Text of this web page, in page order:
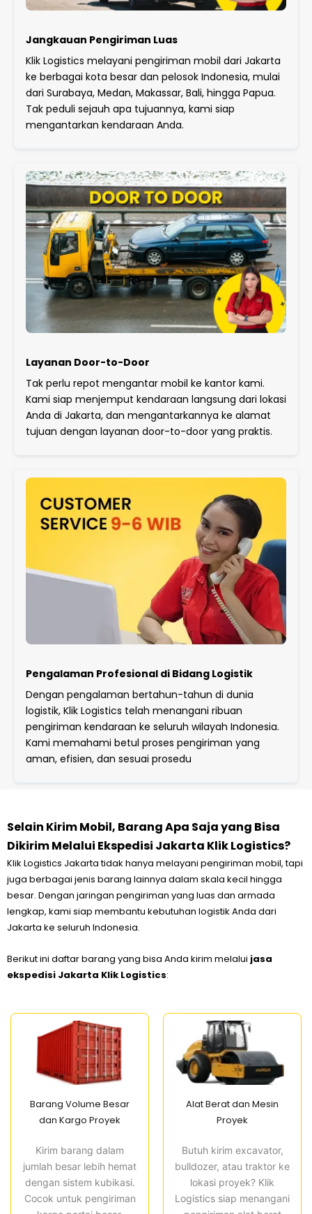
Jangkauan Pengiriman Luas
Klik Logistics melayani pengiriman mobil dari Jakarta
ke berbagai kota besar dan pelosok Indonesia, mulai
dari Surabaya, Medan, Makassar, Bali, hingga Papua.
Tak peduli sejauh apa tujuannya, kami siap
mengantarkan kendaraan Anda.
Layanan Door-to-Door
Tak perlu repot mengantar mobil ke kantor kami.
Kami siap menjemput kendaraan langsung dari lokasi
Anda di Jakarta, dan mengantarkannya ke alamat
tujuan dengan layanan door-to-door yang praktis.
Pengalaman Profesional di Bidang Logistik
Dengan pengalaman bertahun-tahun di dunia
logistik, Klik Logistics telah menangani ribuan
pengiriman kendaraan ke seluruh wilayah Indonesia.
Kami memahami betul proses pengiriman yang
aman, efisien, dan sesuai prosedu
Selain Kirim Mobil, Barang Apa Saja yang Bisa
Dikirim Melalui Ekspedisi Jakarta Klik Logistics?
Klik Logistics Jakarta tidak hanya melayani pengiriman mobil, tapi
juga berbagai jenis barang lainnya dalam skala kecil hingga
besar. Dengan jaringan pengiriman yang luas dan armada
lengkap, kami siap membantu kebutuhan logistik Anda dari
Jakarta ke seluruh Indonesia.
Berikut ini daftar barang yang bisa Anda kirim melalui jasa
ekspedisi Jakarta Klik Logistics:
Barang Volume Besar
dan Kargo Proyek
Kirim barang dalam
jumlah besar lebih hemat
dengan sistem kubikasi.
Cocok untuk pengiriman
Alat Berat dan Mesin
Proyek
Butuh kirim excavator,
bulldozer, atau traktor ke
lokasi proyek? Klik
Logistics siap menangani